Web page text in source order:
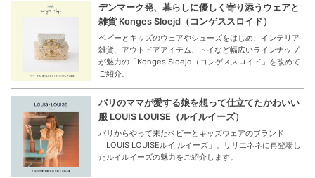
デンマーク発、暮らしに優しく寄り添うウェアと
雑貨 Konges Sloejd（コンゲススロイド）
ベビーとキッズのウェアやシューズをはじめ、インテリア
雑貨、アウトドアアイテム、トイなど幅広いラインナップ
が魅力の「Konges Sloejd（コンゲススロイド」を改めて
ご紹介。
パリのママが愛する娘を想って仕立てたかわいい
服 LOUIS LOUISE（ルイルイーズ）
パリからやって来たベビーとキッズウェアのブランド
「LOUIS LOUISEルイ ルイーズ」。リリエネネに再登場し
たルイルイーズの魅力をご紹介します。